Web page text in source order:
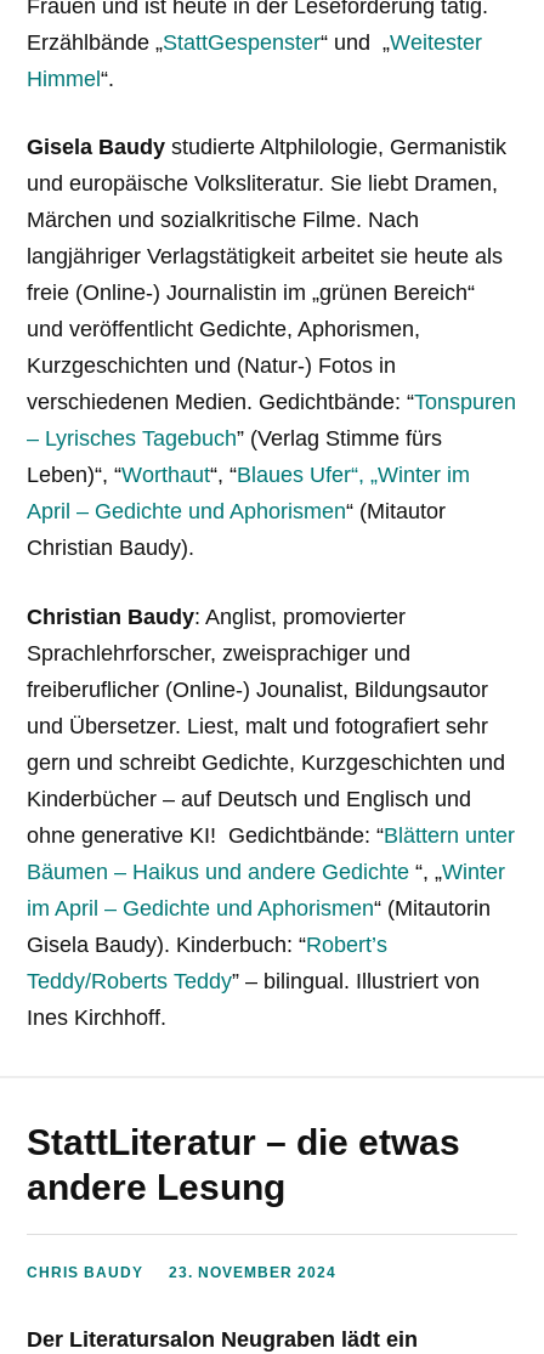
Frauen und ist heute in der Leseförderung tätig.
Erzählbände „StattGespenster“ und „Weitester
Himmel“.
Gisela Baudystudierte Altphilologie, Germanistik
und europäische Volksliteratur. Sie liebt Dramen,
Märchen und sozialkritische Filme. Nach
langjähriger Verlagstätigkeit arbeitet sie heute als
freie (Online-) Journalistin im „grünen Bereich“
und veröffentlicht Gedichte, Aphorismen,
Kurzgeschichten und (Natur-) Fotos in
verschiedenen Medien. Gedichtbände: “Tonspuren
– Lyrisches Tagebuch” (Verlag Stimme fürs
Leben)“, “Worthaut“, “Blaues Ufer“, „Winter im
April – Gedichte und Aphorismen“ (Mitautor
Christian Baudy).
Christian Baudy: Anglist, promovierter
Sprachlehrforscher, zweisprachiger und
freiberuflicher (Online-) Jounalist, Bildungsautor
und Übersetzer. Liest, malt und fotografiert sehr
gern und schreibt Gedichte, Kurzgeschichten und
Kinderbücher – auf Deutsch und Englisch und
ohne generative KI! Gedichtbände: “Blättern unter
Bäumen – Haikus und andere Gedichte“, „Winter
im April – Gedichte und Aphorismen“ (Mitautorin
Gisela Baudy). Kinderbuch: “Robert’s
Teddy/Roberts Teddy” – bilingual. Illustriert von
Ines Kirchhoff.
StattLiteratur – die etwas
andere Lesung
CHRIS BAUDY 23. NOVEMBER 2024
Der Literatursalon Neugraben lädt ein